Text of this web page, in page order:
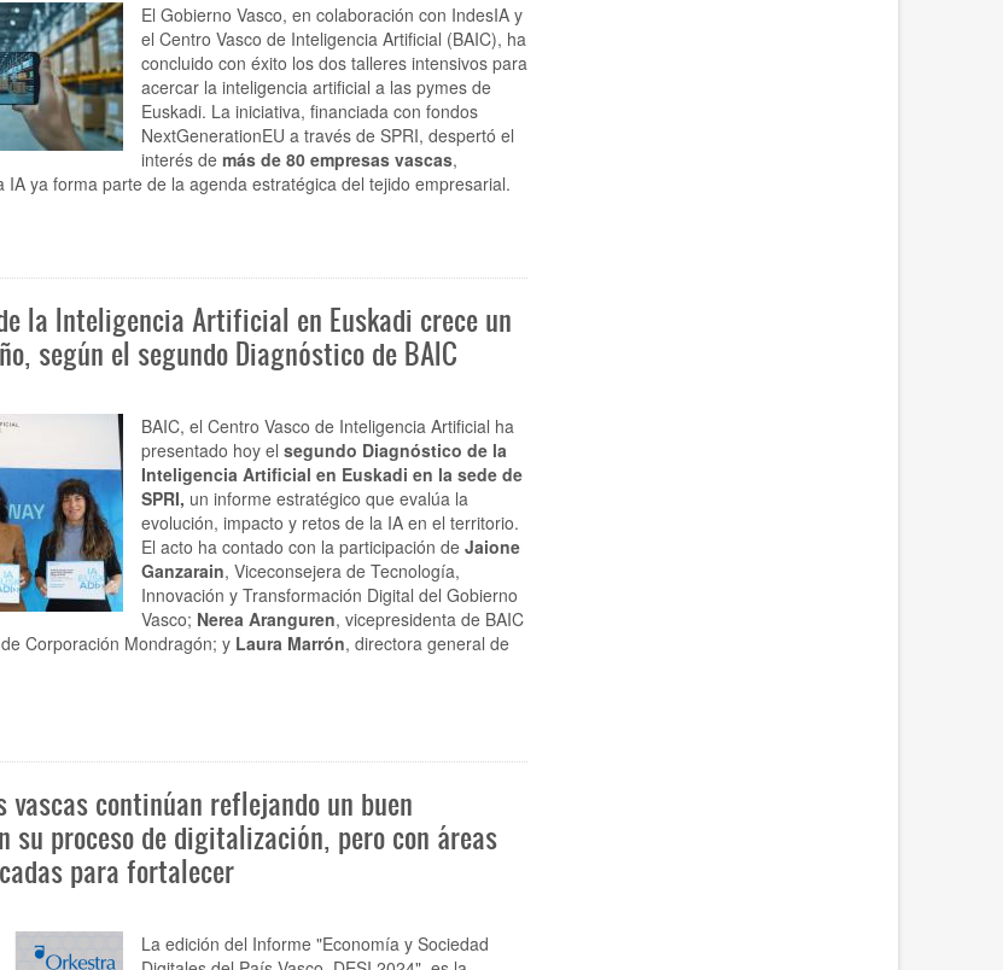
El Gobierno Vasco, en colaboración con IndesIA y
el Centro Vasco de Inteligencia Artificial (BAIC), ha
concluido con éxito los dos talleres intensivos para
acercar la inteligencia artificial a las pymes de
Euskadi. La iniciativa, financiada con fondos
NextGenerationEU a través deSPRI, despertó el
interés de más de 80 empresas vascas,
IA ya forma parte de la agenda estratégica del tejido empresarial.
la Inteligencia Artificial en Euskadi crece un
según el segundo Diagnóstico de BAIC
BAIC, el Centro Vasco de Inteligencia Artificial ha
presentado hoy el segundo Diagnóstico de la
Inteligencia Artificial en Euskadi en la sede de
SPRI, un informe estratégico que evalúa la
evolución, impacto y retos de la IA en el territorio.
El acto ha contado con la participación de Jaione
Ganzarain, Viceconsejera de Tecnología,
Innovación y Transformación Digital del Gobierno
Vasco; Nerea Aranguren, vicepresidenta de BAIC
Corporación Mondragón; y Laura Marrón, directora general de
vascas continúan reflejando un buen
su proceso de digitalización, pero con áreas
para fortalecer
La edición del Informe "Economía y Sociedad